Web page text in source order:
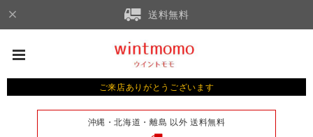
送料無料
ご来店ありがとうございます
沖縄・北海道・離島 以外 送料無料